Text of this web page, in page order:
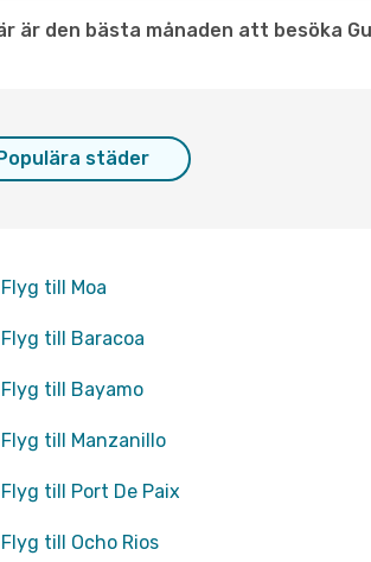
är den bästa månaden att besöka
städer
Flyg till Moa
Flyg till Baracoa
Flyg till Bayamo
Flyg till Manzanillo
Flyg till Port De Paix
Flyg till Ocho Rios